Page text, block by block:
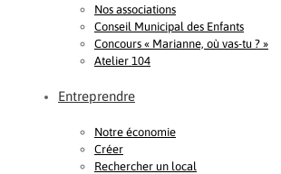
Nos associations
Conseil Municipal des Enfants
Concours « Marianne, où vas-tu ? »
Atelier 104
Entreprendre
Notre économie
Créer
Rechercher un local